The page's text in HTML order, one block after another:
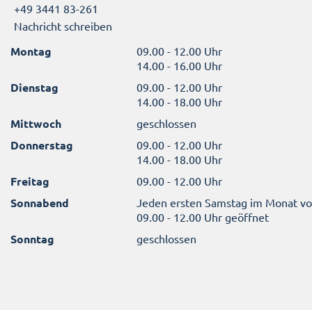
+49 3441 83-261
Nachricht schreiben
Montag
09.00 - 12.00 Uhr
14.00 - 16.00 Uhr
Dienstag
09.00 - 12.00 Uhr
14.00 - 18.00 Uhr
Mittwoch geschlossen
Donnerstag
09.00 - 12.00 Uhr
14.00 - 18.00 Uhr
Freitag 09.00 - 12.00 Uhr
Sonnabend
Jeden ersten Samstag im Monat
09.00 - 12.00 Uhr geöffnet
Sonntag geschlossen